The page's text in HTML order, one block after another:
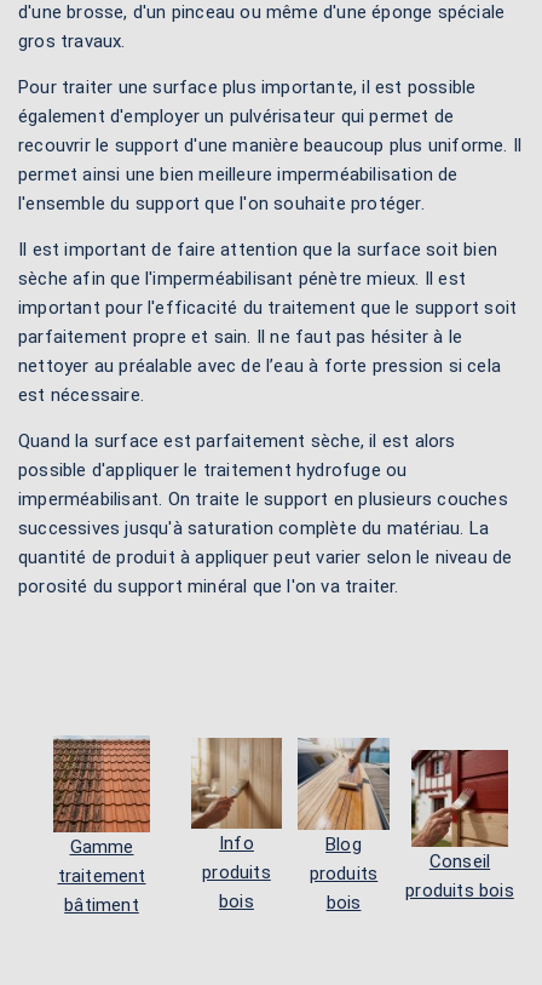
d'une brosse, d'un pinceau ou même d'une éponge spéciale
gros travaux.
Pour traiter une surface plus importante, il est possible
également d'employer un pulvérisateur qui permet de
recouvrir le support d'une manière beaucoup plus uniforme. Il
permet ainsi une bien meilleure imperméabilisation de
l'ensemble du support que l'on souhaite protéger.
Il est important de faire attention que la surface soit bien
sèche afin que l'imperméabilisant pénètre mieux. Il est
important pour l'efficacité du traitement que le support soit
parfaitement propre et sain. Il ne faut pas hésiter à le
nettoyer au préalable avec de l’eau à forte pression si cela
est nécessaire.
Quand la surface est parfaitement sèche, il est alors
possible d'appliquer le traitement hydrofuge ou
imperméabilisant. On traite le support en plusieurs couches
successives jusqu'à saturation complète du matériau. La
quantité de produit à appliquer peut varier selon le niveau de
porosité du support minéral que l'on va traiter.
Gamme
traitement
bâtiment
Info
produits
bois
Blog
produits
bois
Conseil
produits bois